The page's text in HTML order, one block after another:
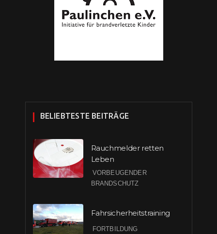
BELIEBTESTE BEITRÄGE
Rauchmelder retten
Leben
VORBEUGENDER
BRANDSCHUTZ
Fahrsicherheitstraining
FORTBILDUNG